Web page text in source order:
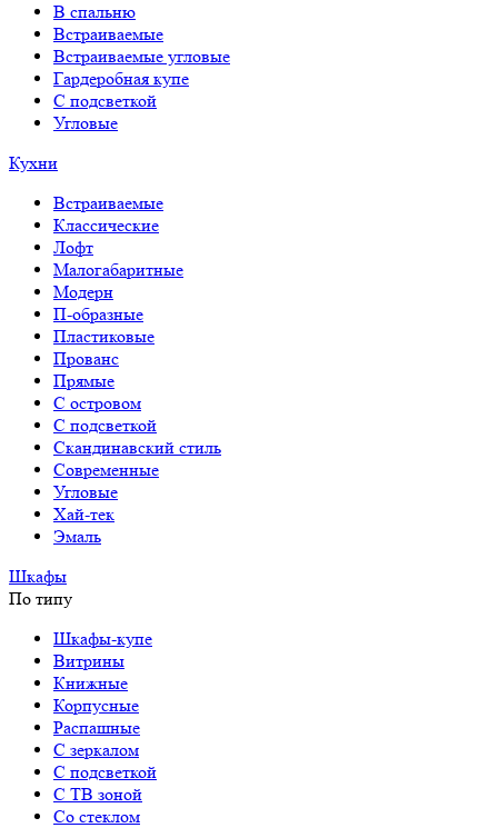
В спальню
Встраиваемые
Встраиваемые угловые
Гардеробная купе
С подсветкой
Угловые
Кухни
Встраиваемые
Классические
Лофт
Малогабаритные
Модерн
П-образные
Пластиковые
Прованс
Прямые
С островом
С подсветкой
Скандинавский стиль
Современные
Угловые
Хай-тек
Эмаль
Шкафы
По типу
Шкафы-купе
Витрины
Книжные
Корпусные
Распашные
С зеркалом
С подсветкой
С ТВ зоной
Со стеклом